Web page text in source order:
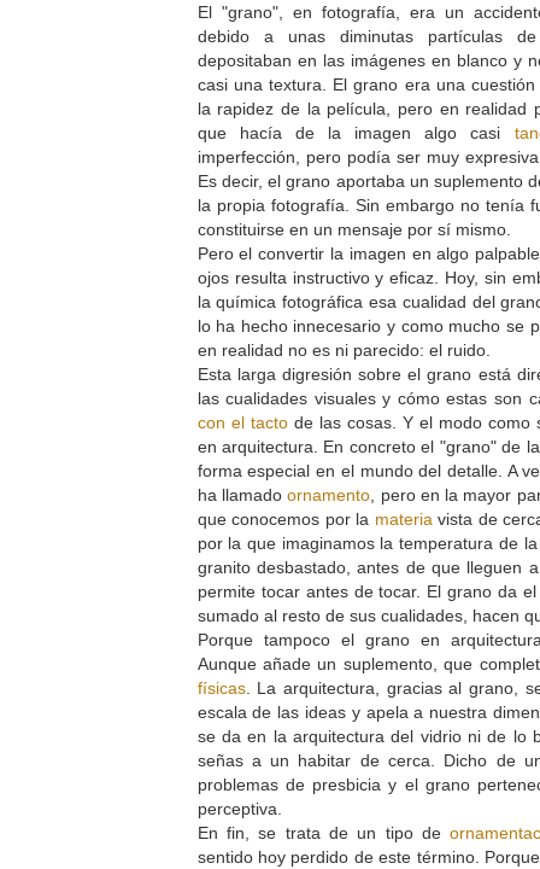
El "grano", en fotografía, era un
debido a unas diminutas partículas
depositaban en las imágenes en blanco y
casi una textura. El grano era una
la rapidez de la película, pero en realidad
que hacía de la imagen algo casi
imperfección, pero podía ser muy
Es decir, el grano aportaba un suplemento
la propia fotografía. Sin embargo no tenía
constituirse en un mensaje por sí mismo.
Pero el convertir la imagen en algo
ojos resulta instructivo y eficaz. Hoy, sin
la química fotográfica esa cualidad del
lo ha hecho innecesario y como mucho se
en realidad no es ni parecido: el ruido.
Esta larga digresión sobre el grano está
las cualidades visuales y cómo estas son
con el tactode las cosas. Y el modo como
en arquitectura. En concreto el "grano" de
forma especial en el mundo del detalle. A
ha llamadoornamento , pero en la mayor
que conocemos por la materia vista de
por la que imaginamos la temperatura de
granito desbastado, antes de que lleguen
permite tocar antes de tocar. El grano da
sumado al resto de sus cualidades, hacen
Porque tampoco el grano en
Aunque añade un suplemento, que
físicas. La arquitectura, gracias al grano,
escala de las ideas y apela a nuestra
se da en la arquitectura del vidrio ni de lo
señas a un habitar de cerca. Dicho de
problemas de presbicia y el grano
perceptiva.
En fin, se trata de un tipo de
sentido hoy perdido de este término.